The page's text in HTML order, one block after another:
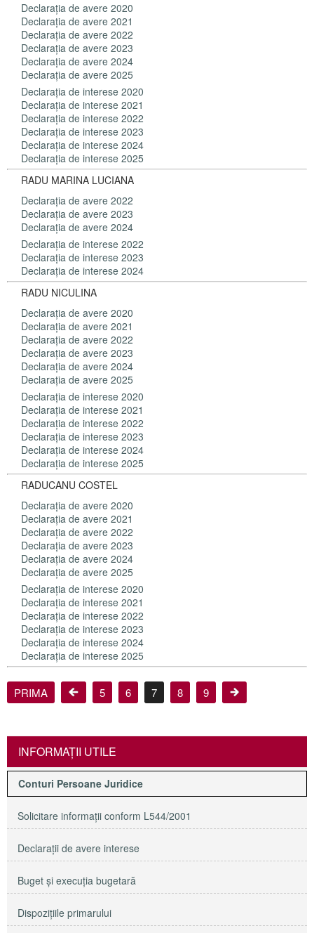
Declaraţia de avere 2020
Declaraţia de avere 2021
Declaraţia de avere 2022
Declaraţia de avere 2023
Declaraţia de avere 2024
Declaraţia de avere 2025
Declaraţia de interese 2020
Declaraţia de interese 2021
Declaraţia de interese 2022
Declaraţia de interese 2023
Declaraţia de interese 2024
Declaraţia de interese 2025
RADU MARINA LUCIANA
Declaraţia de avere 2022
Declaraţia de avere 2023
Declaraţia de avere 2024
Declaraţia de interese 2022
Declaraţia de interese 2023
Declaraţia de interese 2024
RADU NICULINA
Declaraţia de avere 2020
Declaraţia de avere 2021
Declaraţia de avere 2022
Declaraţia de avere 2023
Declaraţia de avere 2024
Declaraţia de avere 2025
Declaraţia de interese 2020
Declaraţia de interese 2021
Declaraţia de interese 2022
Declaraţia de interese 2023
Declaraţia de interese 2024
Declaraţia de interese 2025
RADUCANU COSTEL
Declaraţia de avere 2020
Declaraţia de avere 2021
Declaraţia de avere 2022
Declaraţia de avere 2023
Declaraţia de avere 2024
Declaraţia de avere 2025
Declaraţia de interese 2020
Declaraţia de interese 2021
Declaraţia de interese 2022
Declaraţia de interese 2023
Declaraţia de interese 2024
Declaraţia de interese 2025
PRIMA 5 6 7 8 9
INFORMAŢII UTILE
Conturi Persoane Juridice
Solicitare informaţii conform L544/2001
Declaraţii de avere interese
Buget şi execuţia bugetară
Dispoziţiile primarului